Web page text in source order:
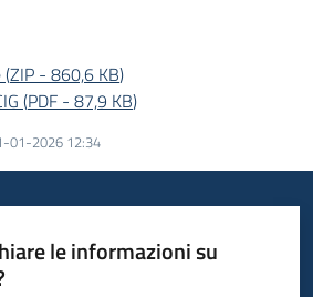
(ZIP - 860,6 KB)
(PDF - 87,9 KB)
01-2026 12:34
le informazioni su